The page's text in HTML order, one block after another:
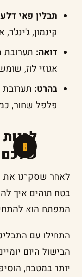
תבלין פאי
קינמון,
דואה: תערובת
אגוזי לוז,
בהרט: תערובת
פלפל שחור,
שלכם
לאחר שסקרנו את
בטח תוהים איך
המפתח הוא
התחילו עם
הבישול היום
יותר במטבח,